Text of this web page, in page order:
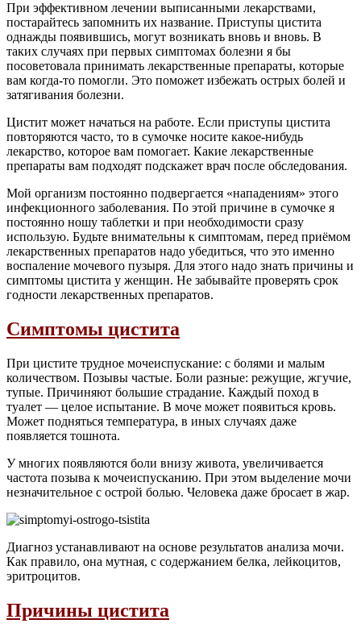
При эффективном лечении выписанными лекарствами,
постарайтесь запомнить их название. Приступы цистита
однажды появившись, могут возникать вновь и вновь. В
таких случаях при первых симптомах болезни я бы
посоветовала принимать лекарственные препараты, которые
вам когда-то помогли. Это поможет избежать острых болей и
затягивания болезни.
Цистит может начаться на работе. Если приступы цистита
повторяются часто, то в сумочке носите какое-нибудь
лекарство, которое вам помогает. Какие лекарственные
препараты вам подходят подскажет врач после обследования.
Мой организм постоянно подвергается «нападениям» этого
инфекционного заболевания. По этой причине в сумочке я
постоянно ношу таблетки и при необходимости сразу
использую. Будьте внимательны к симптомам, перед приёмом
лекарственных препаратов надо убедиться, что это именно
воспаление мочевого пузыря. Для этого надо знать причины и
симптомы цистита у женщин. Не забывайте проверять срок
годности лекарственных препаратов.
Симптомы цистита
При цистите трудное мочеиспускание: с болями и малым
количеством. Позывы частые. Боли разные: режущие, жгучие,
тупые. Причиняют большие страдание. Каждый поход в
туалет — целое испытание. В моче может появиться кровь.
Может подняться температура, в иных случаях даже
появляется тошнота.
У многих появляются боли внизу живота, увеличивается
частота позыва к мочеиспусканию. При этом выделение мочи
незначительное с острой болью. Человека даже бросает в жар.
Диагноз устанавливают на основе результатов анализа мочи.
Как правило, она мутная, с содержанием белка, лейкоцитов,
эритроцитов.
Причины цистита